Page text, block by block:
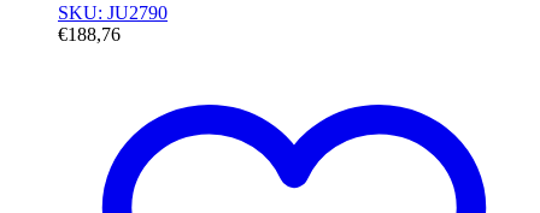
SKU: JU2790
€188,76